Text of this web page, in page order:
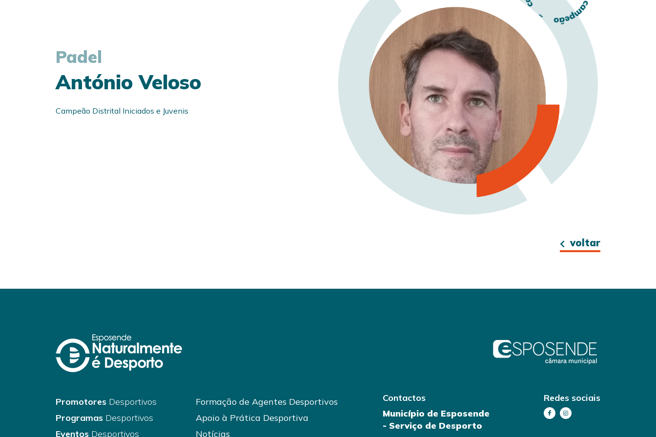
Padel
António Veloso
Campeão Distrital Iniciados e Juvenis
voltar
Promotores Desportivos
Programas Desportivos
Eventos Desportivos
Formação de Agentes Desportivos
Apoio à Prática Desportiva
Notícias
Contactos
Município de Esposende
- Serviço de Desporto
Redes sociais